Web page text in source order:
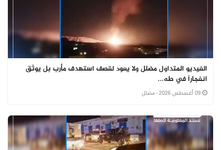
الفيديو المتداول مضلل ولا يعود لقصف استهدف مأرب بل يوثق
انفجاراً في طه...
· مضلل